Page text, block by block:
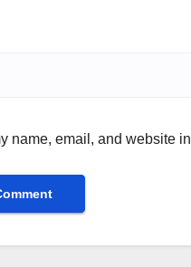
name, email, and website